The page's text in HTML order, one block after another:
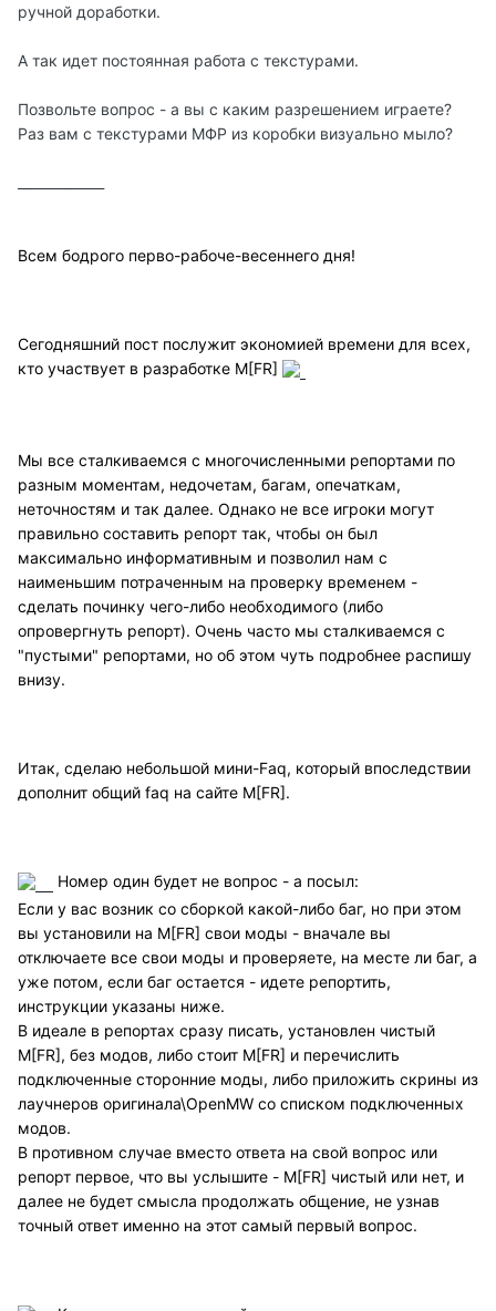
сначала, как отдельное дополнение, которое можно
пойдет.
То, что есть, в 2026 смотрится уже не очень. (да еще
лет 10 назад выглядело устаревшим).
ручной доработки.
А так идет постоянная работа с текстурами.
Позвольте вопрос - а вы с каким разрешением играете?
Раз вам с текстурами МФР из коробки визуально мыло?
Всем бодрого перво-рабоче-весеннего дня!
Сегодняшний пост послужит экономией времени для всех,
кто участвует в разработке M[FR]
Мы все сталкиваемся с многочисленными репортами по
разным моментам, недочетам, багам, опечаткам,
неточностям и так далее. Однако не все игроки могут
правильно составить репорт так, чтобы он был
максимально информативным и позволил нам с
наименьшим потраченным на проверку временем -
сделать починку чего-либо необходимого (либо
опровергнуть репорт). Очень часто мы сталкиваемся с
"пустыми" репортами, но об этом чуть подробнее распишу
внизу.
Итак, сделаю небольшой мини-Faq, который впоследствии
дополнит общий faq на сайте M[FR].
Номер один будет не вопрос - а посыл:
Если у вас возник со сборкой какой-либо баг, но при этом
вы установили на M[FR] свои моды - вначале вы
отключаете все свои моды и проверяете, на месте ли баг, а
уже потом, если баг остается - идете репортить,
инструкции указаны ниже.
В идеале в репортах сразу писать, установлен чистый
M[FR], без модов, либо стоит M[FR] и перечислить
подключенные сторонние моды, либо приложить скрины из
лаучнеров оригинала\OpenMW со списком подключенных
модов.
В противном случае вместо ответа на свой вопрос или
репорт первое, что вы услышите - M[FR] чистый или нет, и
далее не будет смысла продолжать общение, не узнав
точный ответ именно на этот самый первый вопрос.